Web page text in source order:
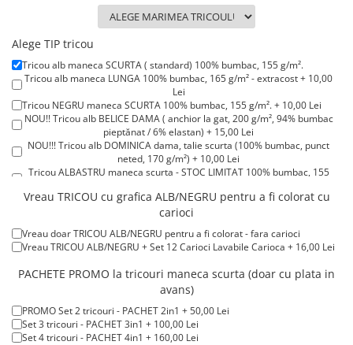
WINTER Collection
Halate si pijamale Family
Incaltaminte
Seturi elegante femei
Umbrele
Pijamale de copii
Pijamale BIG SIZE femei
Tricouri de cuplu Valentine's Day
Valentine's Day
Cadouri pentru Bunici
Cadouri Craciun
Cadouri pentru Mama
Alege TIP tricou
Tricou alb maneca SCURTA ( standard) 100% bumbac, 155 g/m².
Tricou alb maneca LUNGA 100% bumbac, 165 g/m² - extracost + 10,00
Lei
Tricou NEGRU maneca SCURTA 100% bumbac, 155 g/m². + 10,00 Lei
NOU!! Tricou alb BELICE DAMA ( anchior la gat, 200 g/m², 94% bumbac
pieptănat / 6% elastan) + 15,00 Lei
NOU!!! Tricou alb DOMINICA dama, talie scurta (100% bumbac, punct
neted, 170 g/m²) + 10,00 Lei
Tricou ALBASTRU maneca scurta - STOC LIMITAT 100% bumbac, 155
Tricou ROSU maneca scurta 100% bumbac, 155 g/m². + 15,00 Lei
Tricou POLO alb maneca SCURTA 200-220 g/m² - marimi COPII + 15,00
Tricou POLO alb maneca LUNGA 200-220 g/m² marimi COPII + 20,00
Lei
- extracost + 20,00 Lei
Vreau TRICOU cu grafica ALB/NEGRU pentru a fi colorat cu
carioci
Vreau doar TRICOU ALB/NEGRU pentru a fi colorat - fara carioci
Vreau TRICOU ALB/NEGRU + Set 12 Carioci Lavabile Carioca + 16,00 Lei
PACHETE PROMO la tricouri maneca scurta (doar cu plata in
avans)
PROMO Set 2 tricouri - PACHET 2in1 + 50,00 Lei
Set 3 tricouri - PACHET 3in1 + 100,00 Lei
Set 4 tricouri - PACHET 4in1 + 160,00 Lei